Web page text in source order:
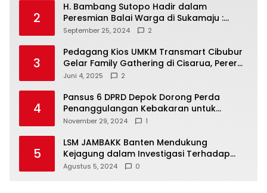
2
H. Bambang Sutopo Hadir dalam
Peresmian Balai Warga di Sukamaju :
Wadah Baru untuk Kolaborasi dan
September 25, 2024 2
3
Pedagang Kios UMKM Transmart Cibubur
Gelar Family Gathering di Cisarua, Pererat
Silaturahmi dan Kekompakan
Juni 4, 2025 2
4
Pansus 6 DPRD Depok Dorong Perda
Penanggulangan Kebakaran untuk
Keselamatan Warga
November 29, 2024 1
5
LSM JAMBAKK Banten Mendukung
Kejagung dalam Investigasi Terhadap
Walikota Bandar Lampung
Agustus 5, 2024 0